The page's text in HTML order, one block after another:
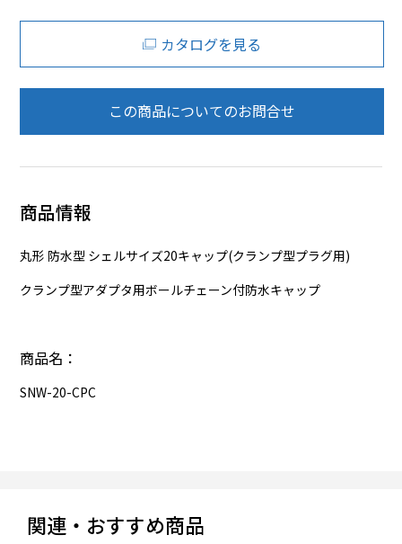
カタログを見る
この商品についてのお問合せ
商品情報
丸形 防水型 シェルサイズ20キャップ(クランプ型プラグ用)
クランプ型アダプタ用ボールチェーン付防水キャップ
商品名：
SNW-20-CPC
関連・おすすめ商品